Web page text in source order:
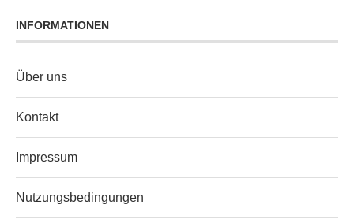
INFORMATIONEN
Über uns
Kontakt
Impressum
Nutzungsbedingungen